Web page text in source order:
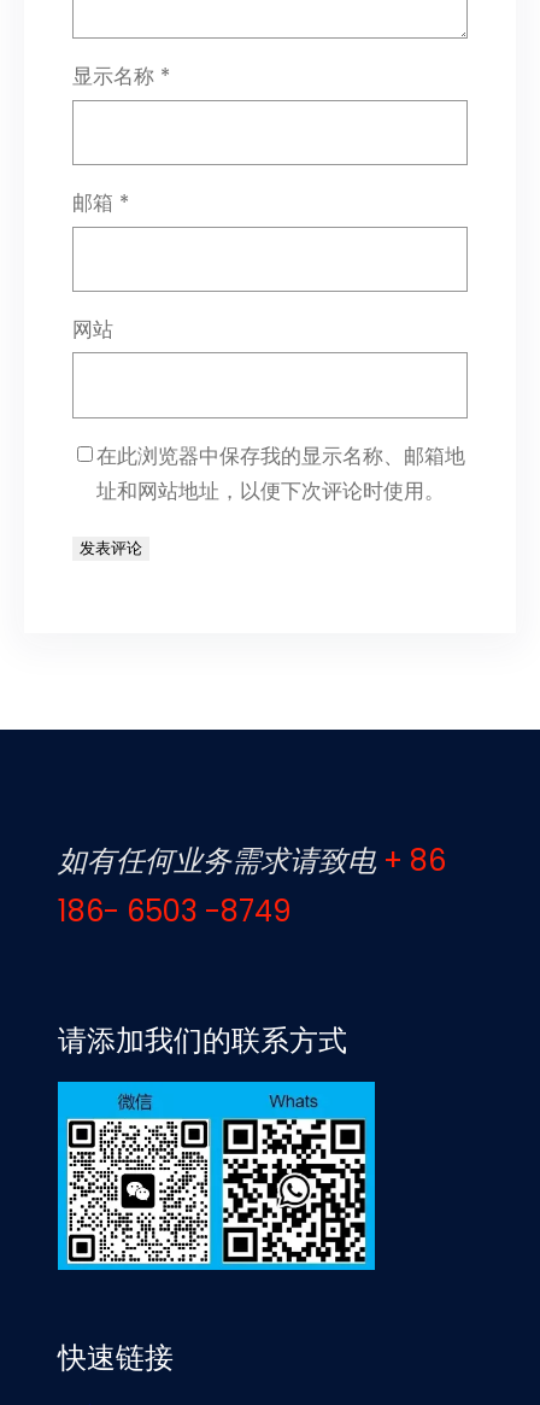
显示名称 *
邮箱 *
网站
在此浏览器中保存我的显示名称、邮箱地
址和网站地址，以便下次评论时使用。
如有任何业务需求请致电 + 86
186- 6503 -8749
请添加我们的联系方式
快速链接